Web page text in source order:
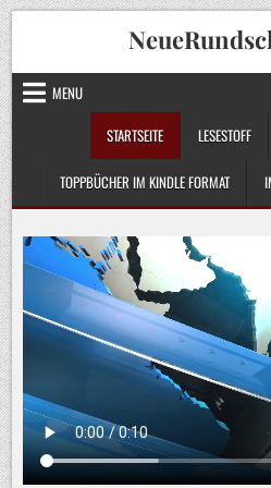
Skip
to
content
MENU
STARTSEITE
LESESTOFF
TOPPBÜCHER IM KINDLE FORMAT